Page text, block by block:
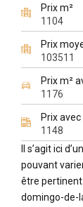
Prix m²
1104
Prix
103511
Prix m²
1176
Prix
1148
Il s’agit ici
pouvant
être
domingo-de-